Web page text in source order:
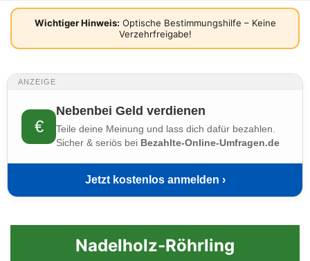
Wichtiger Hinweis: Optische Bestimmungshilfe – Keine
Verzehrfreigabe!
ANZEIGE
€
Nebenbei Geld verdienen
Teile deine Meinung und lass dich dafür bezahlen.
Sicher & seriös bei Bezahlte-Online-Umfragen.de
Jetzt kostenlos anmelden ›
Nadelholz-Röhrling